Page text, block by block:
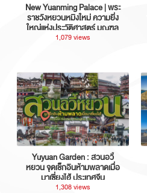
New Yuanming Palace | พระ
ราชวังหยวนหมิงใหม่ ความยิ่ง
ใหญ่แห่งประวัติศาสตร์ มณฑล
กวางตุ้ง ประเทศจีน
1,079 views
Yuyuan Garden : สวนอวี้
หยวน จุดเช็กอินห้ามพลาดเมื่อ
มาเซี่ยงไฮ้ ประเทศจีน
1,308 views